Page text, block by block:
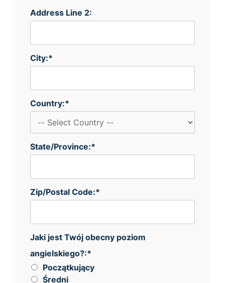
Address Line 2:
City:*
Country:*
State/Province:*
Zip/Postal Code:*
Jaki jest Twój obecny poziom angielskiego?
Jaki jest Twój obecny poziom
angielskiego?:*
Początkujący
Średni